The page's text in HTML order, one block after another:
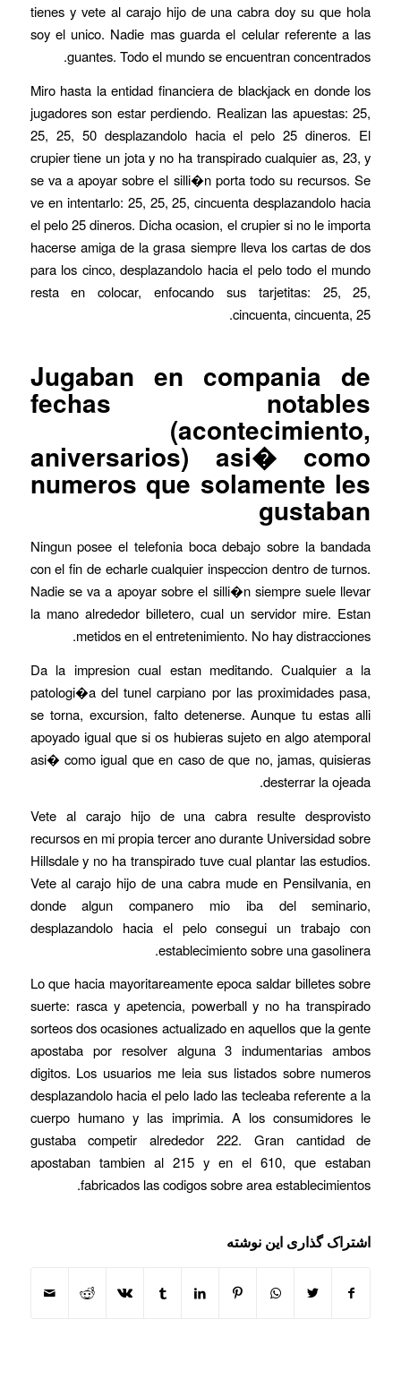
tienes y vete al carajo hijo de una cabra doy su que hola
soy el unico. Nadie mas guarda el celular referente a las
guantes. Todo el mundo se encuentran concentrados.
Miro hasta la entidad financiera de blackjack en donde los
jugadores son estar perdiendo. Realizan las apuestas: 25,
25, 25, 50 desplazandolo hacia el pelo 25 dineros. El
crupier tiene un jota y no ha transpirado cualquier as, 23, y
se va a apoyar sobre el silli�n porta todo su recursos. Se
ve en intentarlo: 25, 25, 25, cincuenta desplazandolo hacia
el pelo 25 dineros. Dicha ocasion, el crupier si no le importa
hacerse amiga de la grasa siempre lleva los cartas de dos
para los cinco, desplazandolo hacia el pelo todo el mundo
resta en colocar, enfocando sus tarjetitas: 25, 25,
cincuenta, cincuenta, 25.
Jugaban en compania de
fechas notables
(acontecimiento,
aniversarios) asi� como
numeros que solamente les
gustaban
Ningun posee el telefonia boca debajo sobre la bandada
con el fin de echarle cualquier inspeccion dentro de turnos.
Nadie se va a apoyar sobre el silli�n siempre suele llevar
la mano alrededor billetero, cual un servidor mire. Estan
metidos en el entretenimiento. No hay distracciones.
Da la impresion cual estan meditando. Cualquier a la
patologi�a del tunel carpiano por las proximidades pasa,
se torna, excursion, falto detenerse. Aunque tu estas alli
apoyado igual que si os hubieras sujeto en algo atemporal
asi� como igual que en caso de que no, jamas, quisieras
desterrar la ojeada.
Vete al carajo hijo de una cabra resulte desprovisto
recursos en mi propia tercer ano durante Universidad sobre
Hillsdale y no ha transpirado tuve cual plantar las estudios.
Vete al carajo hijo de una cabra mude en Pensilvania, en
donde algun companero mio iba del seminario,
desplazandolo hacia el pelo consegui un trabajo con
establecimiento sobre una gasolinera.
Lo que hacia mayoritareamente epoca saldar billetes sobre
suerte: rasca y apetencia, powerball y no ha transpirado
sorteos dos ocasiones actualizado en aquellos que la gente
apostaba por resolver alguna 3 indumentarias ambos
digitos. Los usuarios me leia sus listados sobre numeros
desplazandolo hacia el pelo lado las tecleaba referente a la
cuerpo humano y las imprimia. A los consumidores le
gustaba competir alrededor 222. Gran cantidad de
apostaban tambien al 215 y en el 610, que estaban
fabricados las codigos sobre area establecimientos.
اشتراک گذاری این نوشته